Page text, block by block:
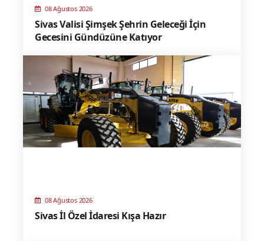
08 Ağustos 2026
Sivas Valisi Şimşek Şehrin Geleceği İçin
Gecesini Gündüzüne Katıyor
08 Ağustos 2026
Sivas İl Özel İdaresi Kışa Hazır